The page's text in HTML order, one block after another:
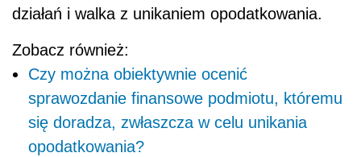
działań i walka z unikaniem opodatkowania.
Zobacz również:
Czy można obiektywnie ocenić
sprawozdanie finansowe podmiotu, któremu
się doradza, zwłaszcza w celu unikania
opodatkowania?